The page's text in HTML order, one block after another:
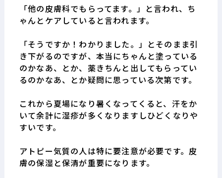
「他の皮膚科でもらってます。」と言われ、ち
ゃんとケアしていると言われます。
「そうですか！わかりました。」とそのまま引
き下がるのですが、本当にちゃんと塗っている
のかなあ、とか、薬きちんと出してもらってい
るのかなあ、とか疑問に思っている次第です。
これから夏場になり暑くなってくると、汗をか
いて余計に湿疹が多くなりますしひどくなりや
すいです。
アトピー気質の人は特に要注意が必要です。皮
膚の保湿と保清が重要になります。